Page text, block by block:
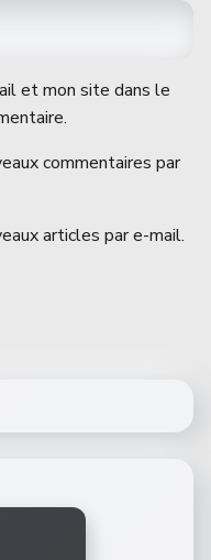
et mon site dans le
commentaires par
articles par e-mail.